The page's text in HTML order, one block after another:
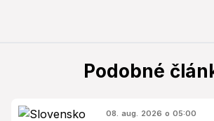
Podobné
08. aug. 2026 o 05:00